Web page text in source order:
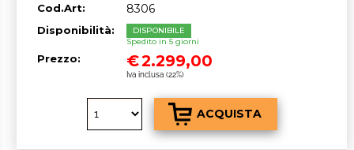
Cod.Art: 8306
Disponibilità:
DISPONIBILE
Spedito in 5 giorni
Prezzo: €2.299,00
Iva inclusa (22%)